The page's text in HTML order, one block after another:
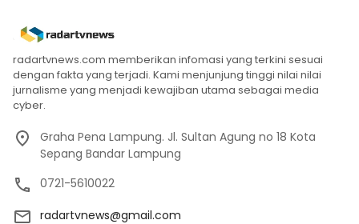
radartvnews.com memberikan infomasi yang terkini sesuai
dengan fakta yang terjadi. Kami menjunjung tinggi nilai nilai
jurnalisme yang menjadi kewajiban utama sebagai media
cyber.
Graha Pena Lampung. Jl. Sultan Agung no 18 Kota
Sepang Bandar Lampung
0721-5610022
radartvnews@gmail.com